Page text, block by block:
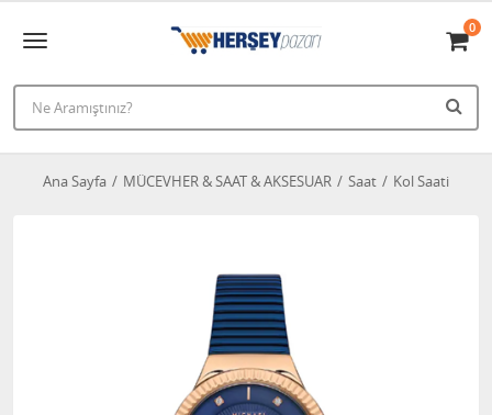
0
Ana Sayfa MÜCEVHER & SAAT & AKSESUAR Saat Kol Saati